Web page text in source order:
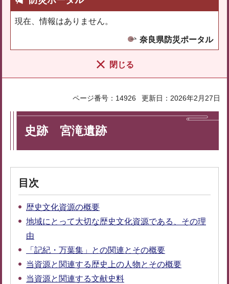
現在、情報はありません。
奈良県防災ポータル
閉じる
ページ番号：14926 更新日：2026年2月27日
史跡 宮滝遺跡
目次
歴史文化資源の概要
地域にとって大切な歴史文化資源である、その理
由
「記紀・万葉集」との関連とその概要
当資源と関連する歴史上の人物とその概要
当資源と関連する文献史料